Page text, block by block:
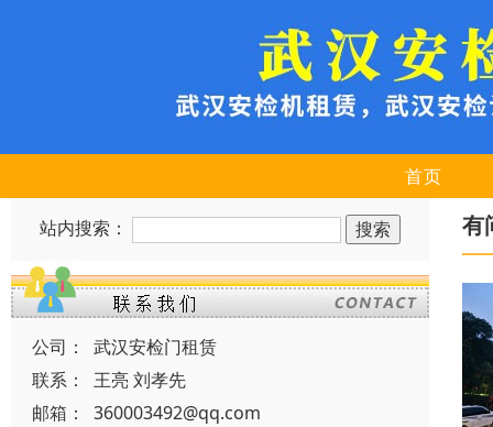
首页
站内搜索：
公司：
武汉安检门租赁
联系：
王亮 刘孝先
邮箱：
360003492@qq.com
有